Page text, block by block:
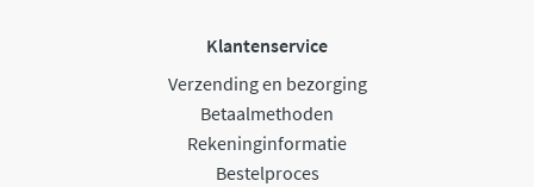
Klantenservice
Verzending en bezorging
Betaalmethoden
Rekeninginformatie
Bestelproces